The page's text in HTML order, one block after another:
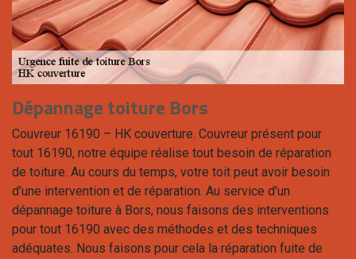
Dépannage toiture Bors
Couvreur 16190 – HK couverture. Couvreur présent pour
tout 16190, notre équipe réalise tout besoin de réparation
de toiture. Au cours du temps, votre toit peut avoir besoin
d’une intervention et de réparation. Au service d’un
dépannage toiture à Bors, nous faisons des interventions
pour tout 16190 avec des méthodes et des techniques
adéquates. Nous faisons pour cela la réparation fuite de